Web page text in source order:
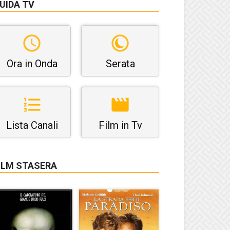
TV
Ora in Onda Serata
Lista Canali Film in Tv
STASERA